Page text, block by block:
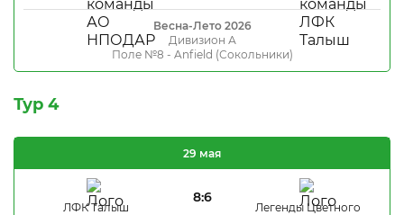
Весна-Лето 2026
Дивизион А
Поле №8 - Anfield (Сокольники)
Тур 4
ЛФК Талыш
8:6
Легенды Цветного
29 мая